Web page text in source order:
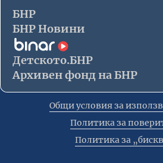
БНР
БНР Новини
Детското.БНР
Архивен фонд на БНР
Общи условия за
Политика за
Политика за